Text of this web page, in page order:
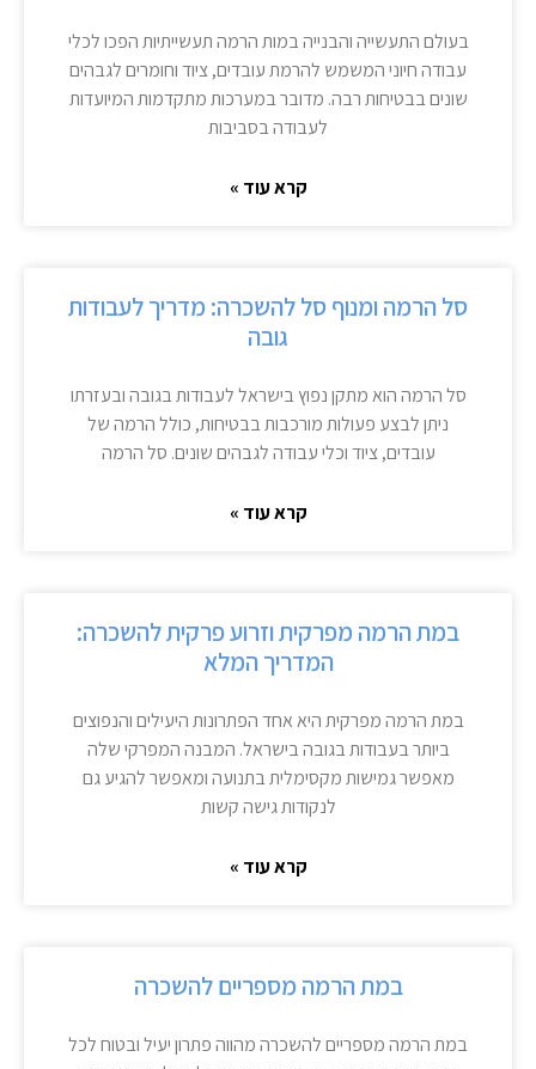
בעולם התעשייה והבנייה במות הרמה תעשייתיות הפכו לכלי
עבודה חיוני המשמש להרמת עובדים, ציוד וחומרים לגבהים
שונים בבטיחות רבה. מדובר במערכות מתקדמות המיועדות
לעבודה בסביבות
קרא עוד »
סל הרמה ומנוף סל להשכרה: מדריך לעבודות
גובה
סל הרמה הוא מתקן נפוץ בישראל לעבודות בגובה ובעזרתו
ניתן לבצע פעולות מורכבות בבטיחות, כולל הרמה של
עובדים, ציוד וכלי עבודה לגבהים שונים. סל הרמה
קרא עוד »
במת הרמה מפרקית וזרוע פרקית להשכרה:
המדריך המלא
במת הרמה מפרקית היא אחד הפתרונות היעילים והנפוצים
ביותר בעבודות בגובה בישראל. המבנה המפרקי שלה
מאפשר גמישות מקסימלית בתנועה ומאפשר להגיע גם
לנקודות גישה קשות
קרא עוד »
במת הרמה מספריים להשכרה
במת הרמה מספריים להשכרה מהווה פתרון יעיל ובטוח לכל